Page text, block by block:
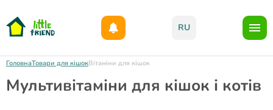
RU
ГоловнаТовари для кішокВітаміни для кішок
Мультивітаміни для кішок і котів